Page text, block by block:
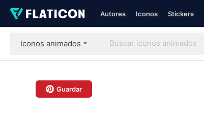
Autores Iconos Stickers
Iconos animados
Guardar